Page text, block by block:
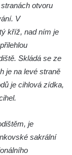
otvoru
V
kříž, nad ním je
Skládá se ze
je na levé straně
je cihlová zídka,
je
sakrální